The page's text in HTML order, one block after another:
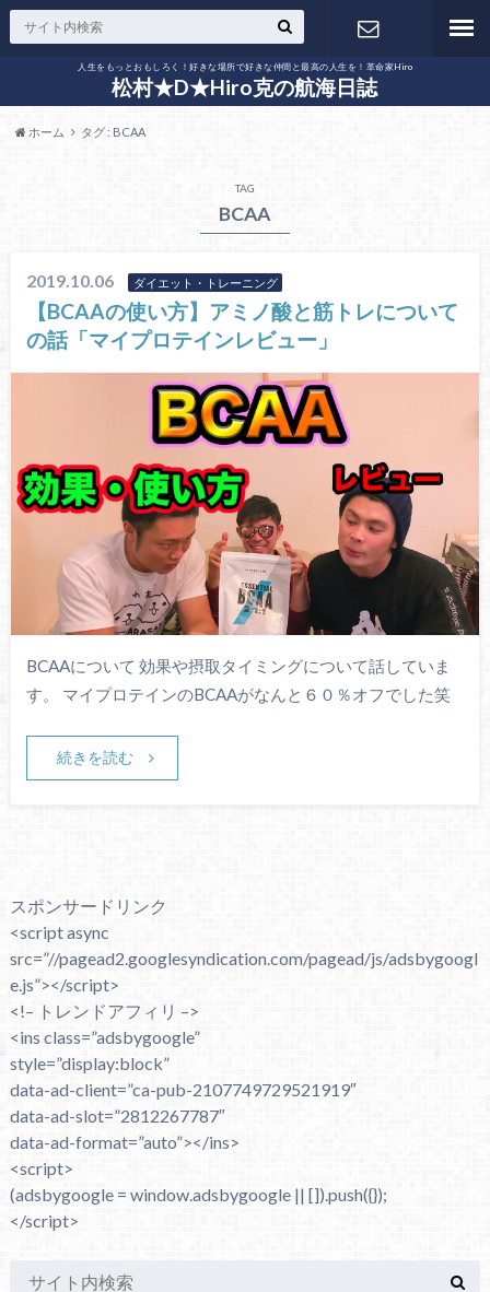
人生をもっとおもしろく！好きな場所で好きな仲間と最高の人生を！革命家Hiro
松村★D★Hiro克の航海日誌
お問い合わ
ホーム タグ : BCAA
TAG
BCAA
2019.10.06 ダイエット・トレーニング
【BCAAの使い方】アミノ酸と筋トレについて
の話「マイプロテインレビュー」
BCAAについて 効果や摂取タイミングについて話していま
す。 マイプロテインのBCAAがなんと６０％オフでした笑
続きを読む
スポンサードリンク
<script async
src=”//pagead2.googlesyndication.com/pagead/js/adsbygoogl
e.js”></script>
<!– トレンドアフィリ –>
<ins class=”adsbygoogle”
style=”display:block”
data-ad-client=”ca-pub-2107749729521919″
data-ad-slot=”2812267787″
data-ad-format=”auto”></ins>
<script>
(adsbygoogle = window.adsbygoogle || []).push({});
</script>